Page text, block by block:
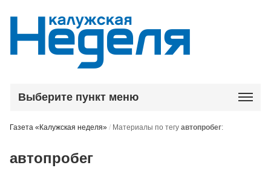
Выберите пункт меню
Газета «Калужская неделя» / Материалы по тегуавтопробег:
автопробег